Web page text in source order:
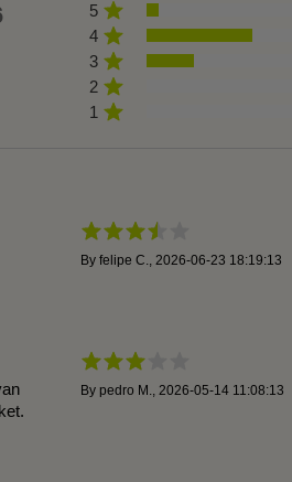
5
4
3
2
1
By felipe C., 2026-06-23 18:19:13
By pedro M., 2026-05-14 11:08:13